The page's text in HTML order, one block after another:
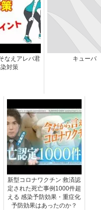
なえアレバ君
対策
キューバ
新型コロナワクチン 救済認
定された死亡事例1000件超
える 感染予防効果・重症化
予防効果はあったのか？